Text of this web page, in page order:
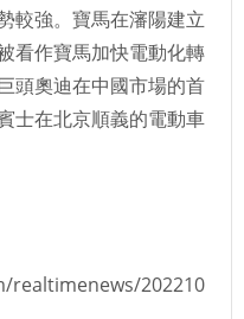
較強。寶馬在瀋陽建立
看作寶馬加快電動化轉
頭奧迪在中國市場的首
士在北京順義的電動車
realtimenews/202210